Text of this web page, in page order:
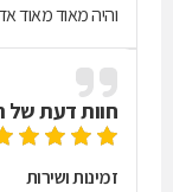
והיה מאוד מאוד
חוות דעת של
זמינות ושירות